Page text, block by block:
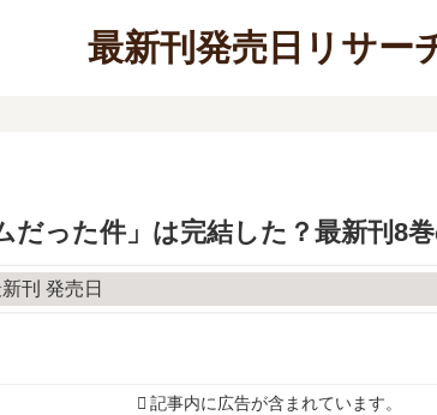
最新刊発売日リサー
った件」は完結した？最新刊8
記事内に広告が含まれています。